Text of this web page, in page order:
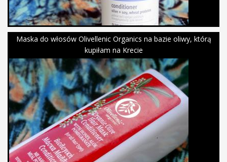
Maska do włosów Olivellenic Organics na bazie oliwy, którą
kupiłam na Krecie